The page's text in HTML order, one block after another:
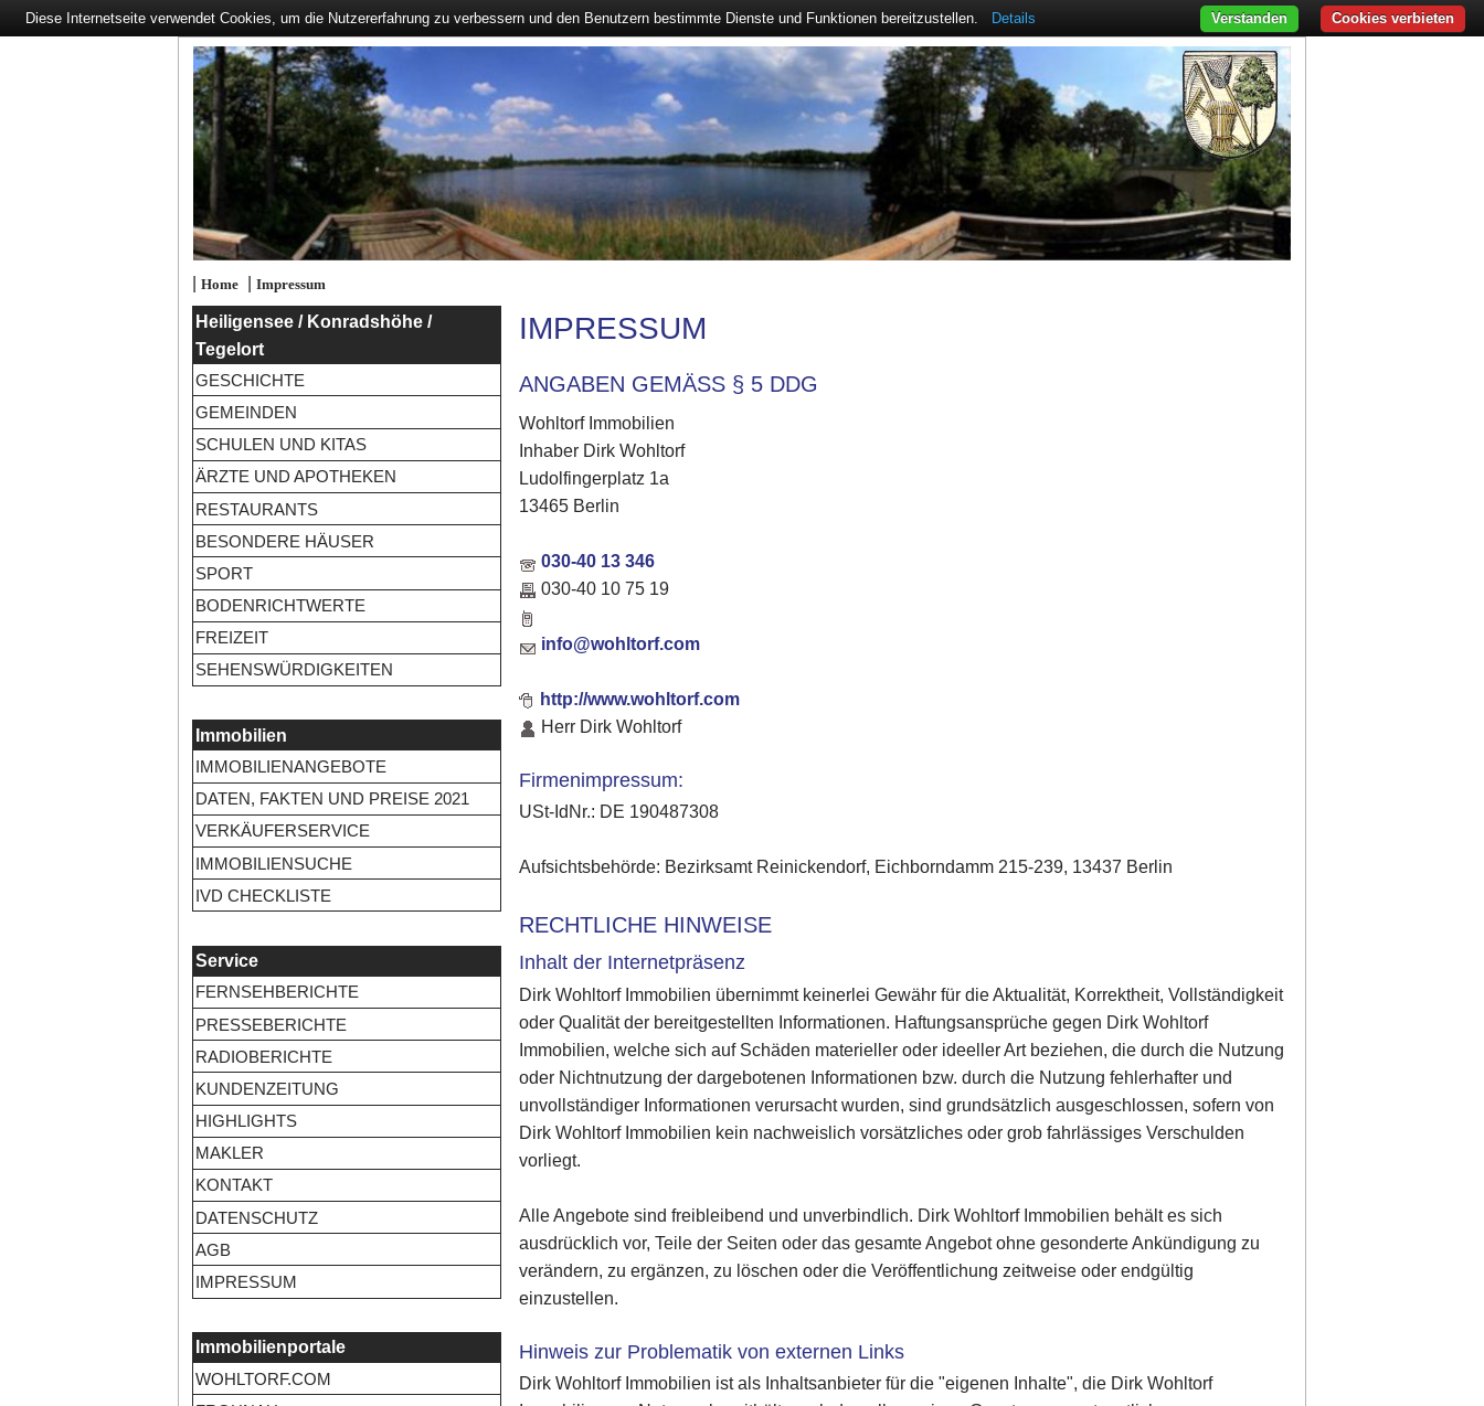
| Home| Impressum
Heiligensee / Konradshöhe /
Tegelort
GESCHICHTE
GEMEINDEN
SCHULEN UND KITAS
ÄRZTE UND APOTHEKEN
RESTAURANTS
BESONDERE HÄUSER
SPORT
BODENRICHTWERTE
FREIZEIT
SEHENSWÜRDIGKEITEN
Immobilien
IMMOBILIENANGEBOTE
DATEN, FAKTEN UND PREISE 2021
VERKÄUFERSERVICE
IMMOBILIENSUCHE
IVD CHECKLISTE
Service
FERNSEHBERICHTE
PRESSEBERICHTE
RADIOBERICHTE
KUNDENZEITUNG
HIGHLIGHTS
MAKLER
KONTAKT
DATENSCHUTZ
AGB
IMPRESSUM
Immobilienportale
WOHLTORF.COM
IMPRESSUM
ANGABEN GEMÄSS § 5 DDG
Wohltorf Immobilien
Inhaber Dirk Wohltorf
Ludolfingerplatz 1a
13465 Berlin
030-40 13 346
030-40 10 75 19
info@wohltorf.com
http://www.wohltorf.com
Herr Dirk Wohltorf
Firmenimpressum:
USt-IdNr.: DE 190487308
Aufsichtsbehörde: Bezirksamt Reinickendorf, Eichborndamm 215-239, 13437 Berlin
RECHTLICHE HINWEISE
Inhalt der Internetpräsenz
Dirk Wohltorf Immobilien übernimmt keinerlei Gewähr für die Aktualität, Korrektheit, Vollständigkeit
oder Qualität der bereitgestellten Informationen. Haftungsansprüche gegen Dirk Wohltorf
Immobilien, welche sich auf Schäden materieller oder ideeller Art beziehen, die durch die Nutzung
oder Nichtnutzung der dargebotenen Informationen bzw. durch die Nutzung fehlerhafter und
unvollständiger Informationen verursacht wurden, sind grundsätzlich ausgeschlossen, sofern von
Dirk Wohltorf Immobilien kein nachweislich vorsätzliches oder grob fahrlässiges Verschulden
vorliegt.
Alle Angebote sind freibleibend und unverbindlich. Dirk Wohltorf Immobilien behält es sich
ausdrücklich vor, Teile der Seiten oder das gesamte Angebot ohne gesonderte Ankündigung zu
verändern, zu ergänzen, zu löschen oder die Veröffentlichung zeitweise oder endgültig
einzustellen.
Hinweis zur Problematik von externen Links
Dirk Wohltorf Immobilien ist als Inhaltsanbieter für die "eigenen Inhalte", die Dirk Wohltorf
Diese Internetseite verwendet Cookies, um die Nutzererfahrung zu verbessern und den Benutzern bestimmte Dienste und Funktionen bereitzustellen. Details Cookies verbieten
Verstanden